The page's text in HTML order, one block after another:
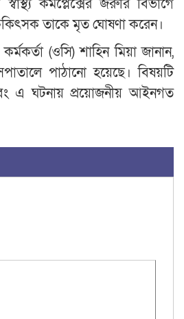
কমপ্লেক্সের জরুরি বিভাগে
তাকে মৃত ঘোষণা করেন।
(ওসি) শাহিন মিয়া জানান,
পাঠানো হয়েছে। বিষয়টি
এ ঘটনায় প্রয়োজনীয় আইনগত